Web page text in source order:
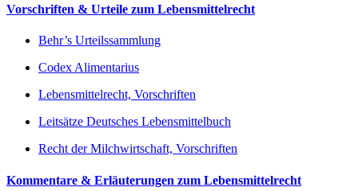
Vorschriften & Urteile zum Lebensmittelrecht
Behr’s Urteilssammlung
Codex Alimentarius
Lebensmittelrecht, Vorschriften
Leitsätze Deutsches Lebensmittelbuch
Recht der Milchwirtschaft, Vorschriften
Kommentare & Erläuterungen zum Lebensmittelrecht